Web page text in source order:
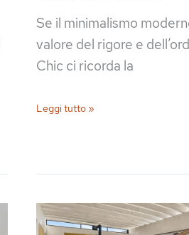
Se il minimalismo
valore del rigore e
Chic ci ricorda la
Come
Camera
Letto
Leggi tutto »